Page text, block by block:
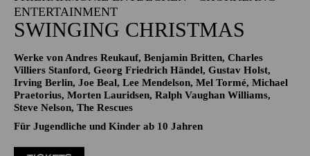
Alfried Krupp Saal
PHILHARMONIE ENTDECKEN · CHORKLANG ·
ENTERTAINMENT
SWINGING CHRISTMAS
Werke von Andres Reukauf, Benjamin Britten, Charles
Villiers Stanford, Georg Friedrich Händel, Gustav Holst,
Irving Berlin, Joe Beal, Lee Mendelson, Mel Tormé, Michael
Steve Nelson, The Rescues